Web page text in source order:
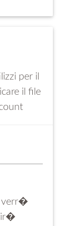
per il
il file
verr�